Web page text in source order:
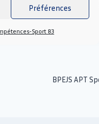
Préférences
Sport 83
BPEJS APT